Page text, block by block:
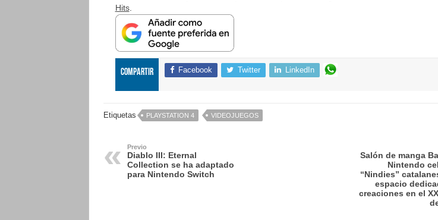
Hits.
Compartir Facebook Twitter LinkedIn
Etiquetas PLAYSTATION 4 VIDEOJUEGOS
Previo
Diablo III: Eternal
Collection se ha adaptado
para Nintendo Switch
Salón de manga
Nintendo
“Nindies”
espacio
creaciones en el